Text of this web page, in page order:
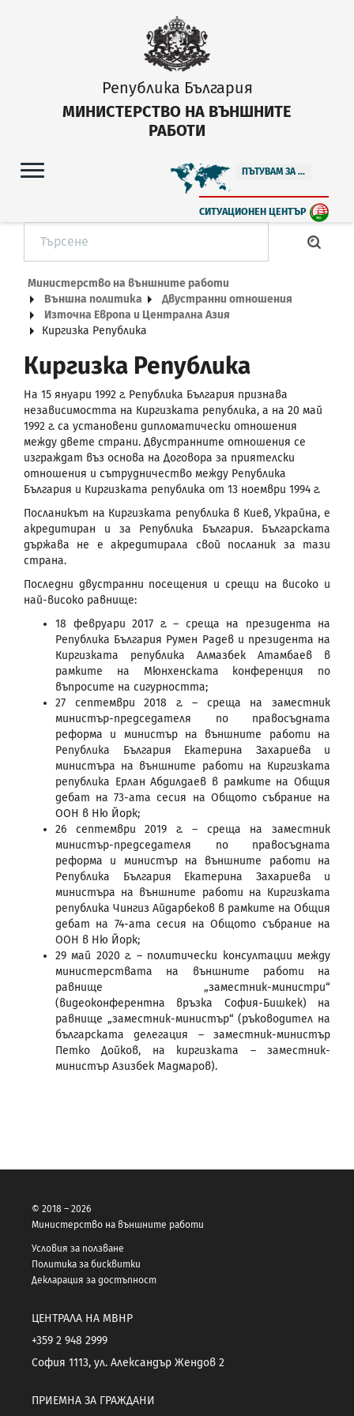
Република България
МИНИСТЕРСТВО НА ВЪНШНИТЕ
РАБОТИ
ПЪТУВАМ ЗА ...
СИТУАЦИОНЕН ЦЕНТЪР
Министерство на външните работи
Външна политика
Двустранни отношения
Източна Европа и Централна Азия
Киргизка Република
Киргизка Република
На 15 януари 1992 г. Република България признава
независимостта на Киргизката република, а на 20 май
1992 г. са установени дипломатически отношения
между двете страни. Двустранните отношения се
изграждат въз основа на Договора за приятелски
отношения и сътрудничество между Република
България и Киргизката република от 13 ноември 1994 г.
Посланикът на Киргизката република в Киев, Украйна, е
акредитиран и за Република България. Българската
държава не е акредитирала свой посланик за тази
страна.
Последни двустранни посещения и срещи на високо и
най-високо равнище:
18 февруари 2017 г. – среща на президента на
Република България Румен Радев и президента на
Киргизката република Алмазбек Атамбаев в
рамките на Мюнхенската конференция по
въпросите на сигурността;
27 септември 2018 г. – среща на заместник
министър-председателя по правосъдната
реформа и министър на външните работи на
Република България Екатерина Захариева и
министъра на външните работи на Киргизката
република Ерлан Абдилдаев в рамките на Общия
дебат на 73-ата сесия на Общото събрание на
ООН в Ню Йорк;
26 септември 2019 г. – среща на заместник
министър-председателя по правосъдната
реформа и министър на външните работи на
Република България Екатерина Захариева и
министъра на външните работи на Киргизката
република Чингиз Айдарбеков в рамките на Общия
дебат на 74-ата сесия на Общото събрание на
ООН в Ню Йорк;
29 май 2020 г. – политически консултации между
министерствата на външните работи на
равнище „заместник-министри“
(видеоконферентна връзка София-Бишкек) на
равнище „заместник-министър“ (ръководител на
българската делегация – заместник-министър
Петко Дойков, на киргизката – заместник-
министър Азизбек Мадмаров).
© 2018 – 2026
Министерство на външните работи
Условия за ползване
Политика за бисквитки
Декларация за достъпност
ЦЕНТРАЛА НА МВНР
+359 2 948 2999
София 1113, ул. Александър Жендов 2
ПРИЕМНА ЗА ГРАЖДАНИ